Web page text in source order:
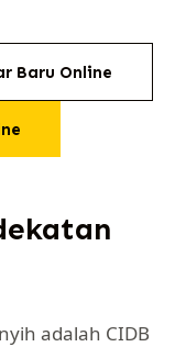
Baru Online
adalah CIDB